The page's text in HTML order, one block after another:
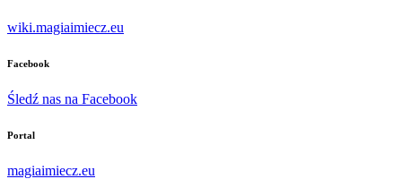
wiki.magiaimiecz.eu
Facebook
Śledź nas na Facebook
Portal
magiaimiecz.eu